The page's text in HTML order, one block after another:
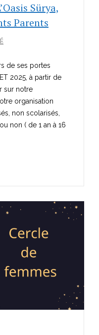
Sürya,
Parents
de ses portes
2025, à partir de
sur notre
organisation
non scolarisés,
non ( de 1 an à 16